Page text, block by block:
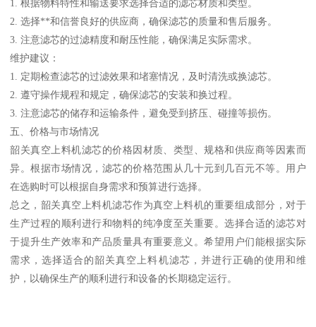
1. 根据物料特性和输送要求选择合适的滤芯材质和类型。
2. 选择**和信誉良好的供应商，确保滤芯的质量和售后服务。
3. 注意滤芯的过滤精度和耐压性能，确保满足实际需求。
维护建议：
1. 定期检查滤芯的过滤效果和堵塞情况，及时清洗或换滤芯。
2. 遵守操作规程和规定，确保滤芯的安装和换过程。
3. 注意滤芯的储存和运输条件，避免受到挤压、碰撞等损伤。
五、价格与市场情况
韶关真空上料机滤芯的价格因材质、类型、规格和供应商等因素而
异。根据市场情况，滤芯的价格范围从几十元到几百元不等。用户
在选购时可以根据自身需求和预算进行选择。
总之，韶关真空上料机滤芯作为真空上料机的重要组成部分，对于
生产过程的顺利进行和物料的纯净度至关重要。选择合适的滤芯对
于提升生产效率和产品质量具有重要意义。希望用户们能根据实际
需求，选择适合的韶关真空上料机滤芯，并进行正确的使用和维
护，以确保生产的顺利进行和设备的长期稳定运行。